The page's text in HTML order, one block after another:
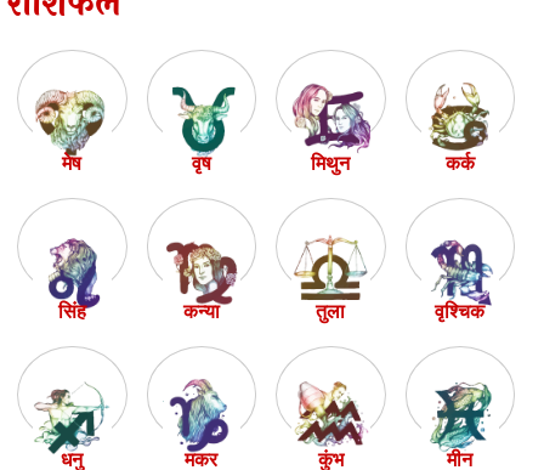
मेष वृष मिथुन कर्क
सिंह कन्या तुला वृश्चिक
धनु मकर कुंभ मीन